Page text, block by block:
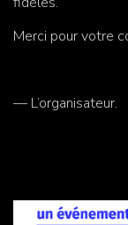
Merci pour votre
— L’organisateur.